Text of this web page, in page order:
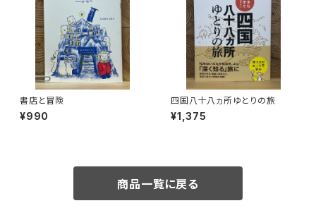
書店と冒険
¥990
四国八十八ヵ所ゆとりの旅
¥1,375
商品一覧に戻る